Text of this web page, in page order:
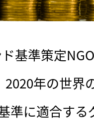
基準策定
2020年の世
準に適合す